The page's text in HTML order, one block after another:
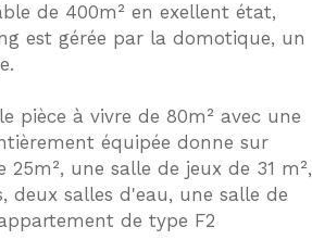
de 400m² en exellent état,
est gérée par la domotique, un
pièce à vivre de 80m² avec une
équipée donne sur
une salle de jeux de 31 m²,
deux salles d'eau, une salle de
de type F2